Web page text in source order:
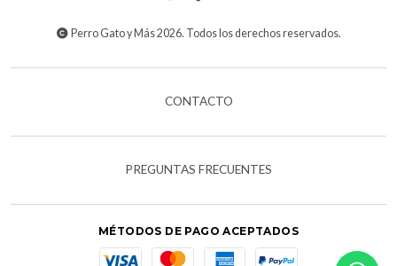
Perro Gato y Más 2026. Todos los derechos reservados.
CONTACTO
PREGUNTAS FRECUENTES
MÉTODOS DE PAGO ACEPTADOS